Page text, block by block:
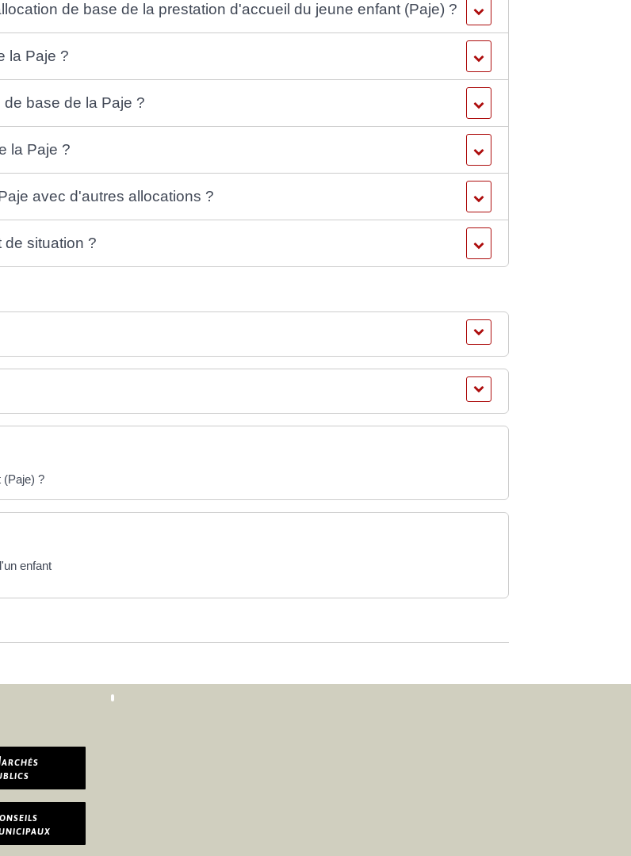
de base de la prestation d'accueil du jeune enfant (Paje) ?
la Paje ?
base de la Paje ?
la Paje ?
avec d'autres allocations ?
situation ?
(Paje) ?
enfant